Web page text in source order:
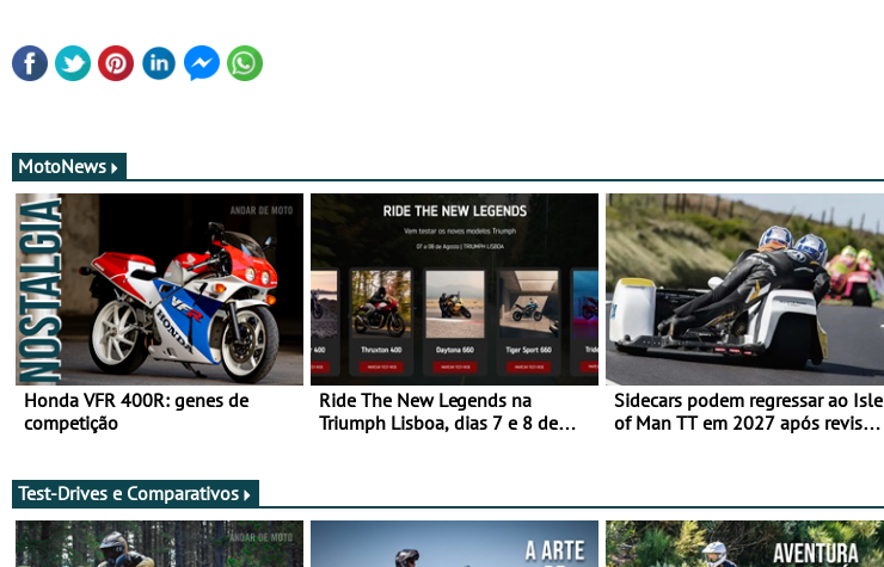
MotoNews
Honda VFR 400R: genes de
competição
Ride The New Legends na
Triumph Lisboa, dias 7 e 8 de
Sidecars podem regressar ao Isle
of Man TT em 2027 após revisão
Test-Drives e Comparativos